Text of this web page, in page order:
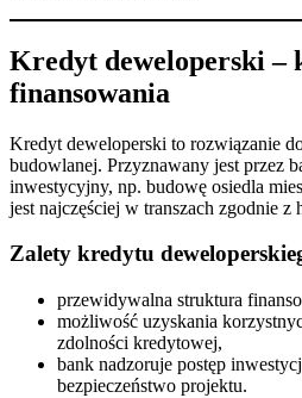
Kredyt deweloperski –
finansowania
Kredyt deweloperski to rozwiązanie
budowlanej. Przyznawany jest przez
inwestycyjny, np. budowę osiedla
jest najczęściej w transzach zgodnie z
Zalety kredytu
przewidywalna struktura
możliwość uzyskania
zdolności kredytowej,
bank nadzoruje postęp
bezpieczeństwo projektu.